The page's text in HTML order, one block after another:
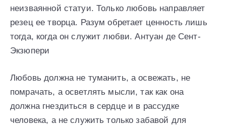
неизваянной статуи. Только любовь направляет
резец ее творца. Разум обретает ценность лишь
тогда, когда он служит любви. Антуан де Сент-
Экзюпери
Любовь должна не туманить, а освежать, не
помрачать, а осветлять мысли, так как она
должна гнездиться в сердце и в рассудке
человека, а не служить только забавой для